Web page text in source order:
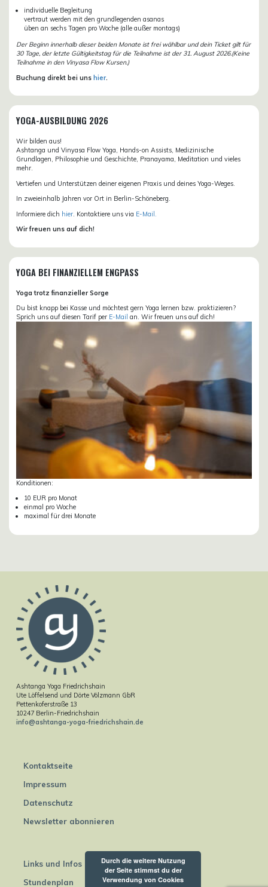
individuelle Begleitung
vertraut werden mit den grundlegenden asanas
üben an sechs Tagen pro Woche (alle außer montags)
Der Beginn innerhalb dieser beiden Monate ist frei wählbar und dein Ticket gilt für
30 Tage, der letzte Gültigkeitstag für die Teilnahme ist der 31. August 2026.(Keine
Teilnahme in den Vinyasa Flow Kursen.)
Buchung direkt bei uns hier.
YOGA-AUSBILDUNG 2026
Wir bilden aus!
Ashtanga und Vinyasa Flow Yoga, Hands-on Assists, Medizinische
Grundlagen, Philosophie und Geschichte, Pranayama, Meditation und vieles
mehr.
Vertiefen und Unterstützen deiner eigenen Praxis und deines Yoga-Weges.
In zweieinhalb Jahren vor Ort in Berlin-Schöneberg.
Informiere dich hier. Kontaktiere uns via E-Mail.
Wir freuen uns auf dich!
YOGA BEI FINANZIELLEM ENGPASS
Yoga trotz finanzieller Sorge
Du bist knapp bei Kasse und möchtest gern Yoga lernen bzw. praktizieren?
Sprich uns auf diesen Tarif per E-Mail an. Wir freuen uns auf dich!
Konditionen:
10 EUR pro Monat
einmal pro Woche
maximal für drei Monate
Ashtanga Yoga Friedrichshain
Ute Löffelsend und Dörte Völzmann GbR
Pettenkoferstraße 13
10247 Berlin-Friedrichshain
info@ashtanga-yoga-friedrichshain.de
Kontaktseite
Impressum
Datenschutz
Newsletter abonnieren
Links und Infos
Stundenplan
Durch die weitere Nutzung
der Seite stimmst du der
Verwendung von Cookies